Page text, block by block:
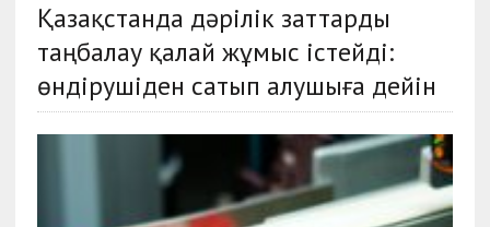
Қазақстанда дәрілік заттарды
таңбалау қалай жұмыс істейді:
өндірушіден сатып алушыға дейін